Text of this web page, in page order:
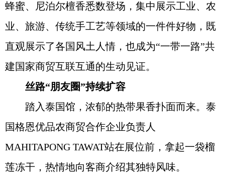
蜂蜜、尼泊尔檀香悉数登场，集中展示工业、农
业、旅游、传统手工艺等领域的一件件好物，既
直观展示了各国风土人情，也成为“一带一路”共
建国家商贸互联互通的生动见证。
丝路“朋友圈”持续扩容
踏入泰国馆，浓郁的热带果香扑面而来。泰
国格恩优品农商贸合作企业负责人
MAHITAPONG TAWAT站在展位前，拿起一袋榴
莲冻干，热情地向客商介绍其独特风味。